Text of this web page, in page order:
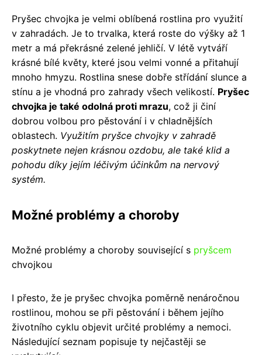
Pryšec chvojka je velmi oblíbená rostlina pro využití
v zahradách. Je to trvalka, která roste do výšky až 1
metr a má překrásné zelené jehličí. V létě vytváří
krásné bílé květy, které jsou velmi vonné a přitahují
mnoho hmyzu. Rostlina snese dobře střídání slunce a
stínu a je vhodná pro zahrady všech velikostí. Pryšec
chvojka je také odolná proti mrazu, což ji činí
dobrou volbou pro pěstování i v chladnějších
oblastech. Využitím pryšce chvojky v zahradě
poskytnete nejen krásnou ozdobu, ale také klid a
pohodu díky jejím léčivým účinkům na nervový
systém.
Možné problémy a choroby
Možné problémy a choroby související s pryšcem
chvojkou
I přesto, že je pryšec chvojka poměrně nenáročnou
rostlinou, mohou se při pěstování i během jejího
životního cyklu objevit určité problémy a nemoci.
Následující seznam popisuje ty nejčastěji se